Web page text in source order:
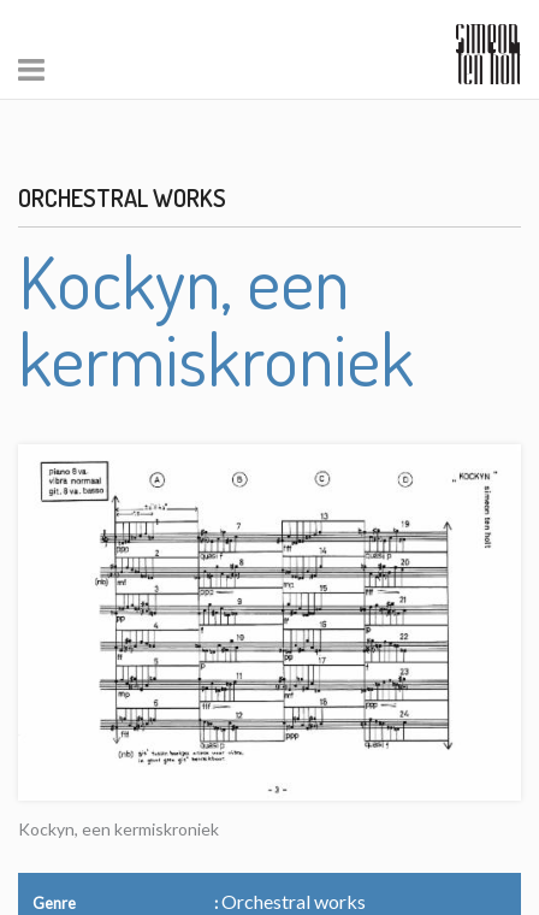
ORCHESTRAL WORKS
Kockyn, een
kermiskroniek
Kockyn, een kermiskroniek
Genre Orchestral works